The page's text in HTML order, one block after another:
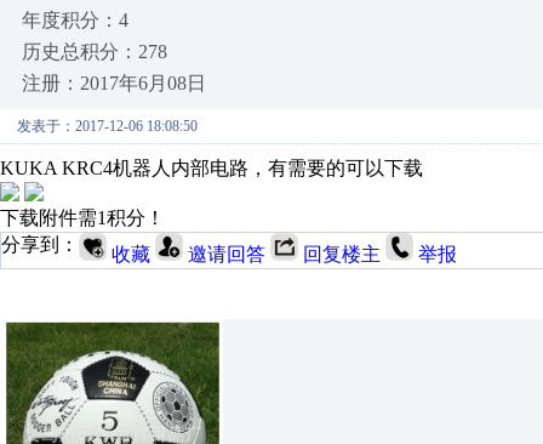
年度积分：4
历史总积分：278
注册：2017年6月08日
发表于：2017-12-06 18:08:50
KUKA KRC4机器人内部电路，有需要的可以下载
下载附件需1积分！
分享到：
收藏 邀请回答 回复楼主 举报